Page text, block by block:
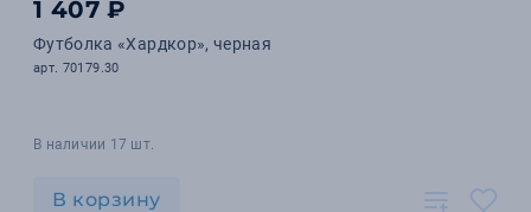
1 407 ₽
Футболка «Хардкор», черная
арт. 70179.30
В наличии 17 шт.
В корзину